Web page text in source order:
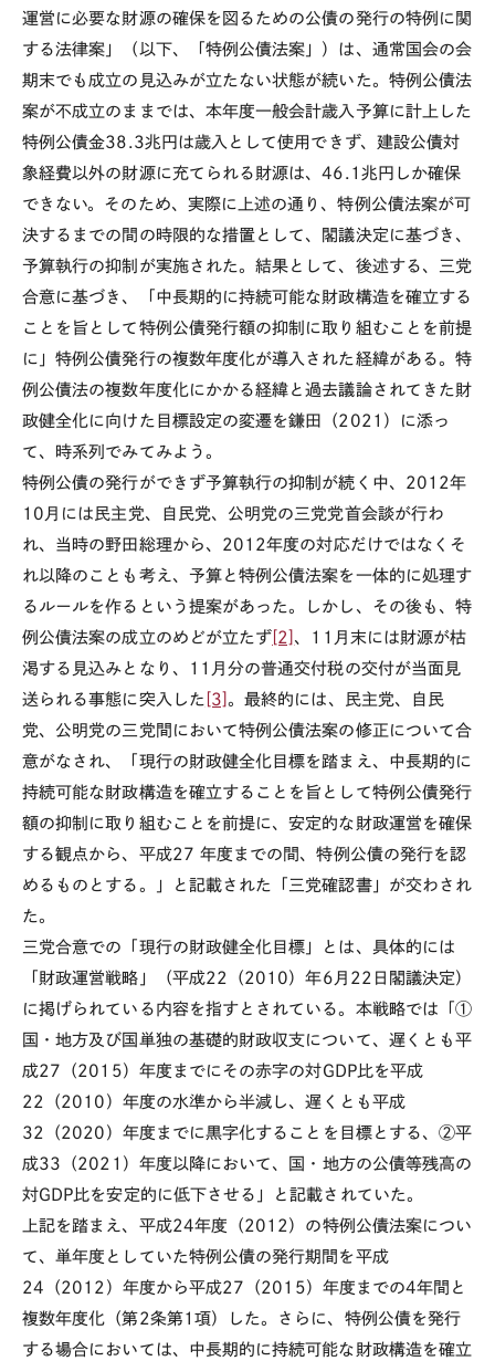
運営に必要な財源の確保を図るための公債の発行の特例に関
する法律案」（以下、「特例公債法案」）は、通常国会の会
期末でも成立の見込みが立たない状態が続いた。特例公債法
案が不成立のままでは、本年度一般会計歳入予算に計上した
特例公債金38.3兆円は歳入として使用できず、建設公債対
象経費以外の財源に充てられる財源は、46.1 兆円しか確保
できない。そのため、実際に上述の通り、特例公債法案が可
決するまでの間の時限的な措置として、閣議決定に基づき、
予算執行の抑制が実施された。結果として、後述する、三党
合意に基づき、「中長期的に持続可能な財政構造を確立する
ことを旨として特例公債発行額の抑制に取り組むことを前提
に」特例公債発行の複数年度化が導入された経緯がある。特
例公債法の複数年度化にかかる経緯と過去議論されてきた財
政健全化に向けた目標設定の変遷を鎌田（2021 ）に添っ
て、時系列でみてみよう。
特例公債の発行ができず予算執行の抑制が続く中、 2012年
10月には民主党、自民党、公明党の三党党首会談が行わ
れ、当時の野田総理から、 2012年度の対応だけではなくそ
れ以降のことも考え、予算と 特例公債法案を一体的に処理す
るルールを作るという提案があった。しかし、その後も、 特
例公債法案の成立のめどが立たず [2] 、 11 月末には財源が枯
渇する見込みとなり、
11 月分の普通交付税の交付が当面見
送られる事態に突入した [3] 。最終的には、民主党、自民
党、公明党の三党間において特例公債法案の修正について合
意がなされ、「現行の財政健全化目標を踏まえ、中長期的に
持続可能な財政構造を確立することを旨として特例公債発行
額の抑制に取り組むことを前提に、安定的な財政運営を確保
する観点から、平成27 年度までの間、特例公債の発行を認
めるものとする。」と記載された「三党確認書」が交わされ
た。
三党合意での「現行の財政健全化目標」とは、具体的には
「財政運営戦略」（平成22（2010）年6月 22 日閣議決定）
に掲げられている内容を指すとされている。本戦略では「①
国・地方及び国単独の基礎的財政収支について、遅くとも平
成27 （2015）年度までにその赤字の対GDP比を平成
22
（2010 ）年度の水準から半減し、遅くとも平成
32
（2020 ）年度までに黒字化することを目標とする、②平
成33 （2021 ）年度以降において、国・地方の公債等残高の
対GDP 比を安定的に低下させる」と記載されていた。
上記を踏まえ、平成24年度 （2012 ）の特例公債法案につい
て、単年度としていた特例公債の発行期間を平成
24（2012）年度から平成27（2015）年度 までの4年間と
複数年度化（第2条第1 項）した。さらに、特例公債を発行
する場合においては、中長期的に持続可能な財政構造を確立